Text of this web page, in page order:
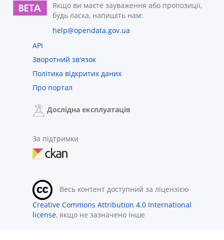
Якщо ви маєте зауваження або пропозиції,
будь ласка, напишіть нам:
help@opendata.gov.ua
API
Зворотний зв'язок
Політика відкритих даних
Про портал
Дослідна експлуатація
За підтримки
Весь контент доступний за ліцензією
Creative Commons Attribution 4.0 International
license, якщо не зазначено інше